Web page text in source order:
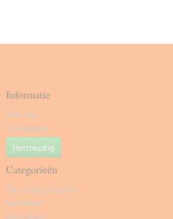
Informatie
Over ons
Voorwaarden
Herroeping
Categorieën
Om cadeau te geven
Seizoenen
Feestdagen